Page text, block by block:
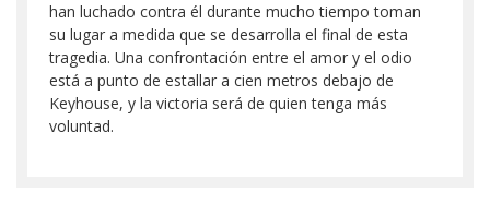
han luchado contra él durante mucho tiempo toman
su lugar a medida que se desarrolla el final de esta
tragedia. Una confrontación entre el amor y el odio
está a punto de estallar a cien metros debajo de
Keyhouse, y la victoria será de quien tenga más
voluntad.